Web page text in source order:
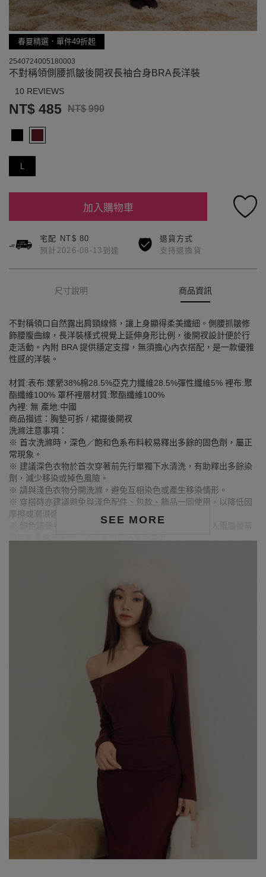
春夏精選．單件49折起
2540724005180003
不對稱領側腰抓皺後開衩長袖合身BRA長洋裝
10 REVIEWS
NT$ 485 NT$ 990
L
加入購物車
宅配 NT$ 80
預計2026-08-13到達
退貨方式
支持退換貨
尺寸說明 商品資訊
SEE MORE
不對稱領口自然露出肩頸線條，讓上身顯得柔美纖細。側腰抓皺修
飾腰腹曲線，長洋裝樣式視覺上延伸身形比例，後開衩設計便於行
走活動。內附 BRA 提供穩定支撐，無須擔心內衣搭配，是一款優雅
性感的洋裝。
材質:表布:嫘縈38%棉28.5%亞克力纖維28.5%彈性纖維5% 裡布:聚
酯纖維100% 罩杯裡層材質:聚酯纖維100%
內裡: 無 產地:中國
商品描述：胸墊可拆 / 裙擺後開衩
洗滌注意事項：
※ 首次洗滌時，深色／飽和色系布料較易釋出多餘的固色劑，屬正
常現象。
※ 建議深色衣物於首次穿著前先行單獨下水清洗，有助釋出多餘染
劑，減少移染或掉色風險。
※ 請與淺色衣物分開洗滌，避免互相染色或產生移染情形。
※ 穿搭時亦建議避免與淺色配件、包款、飾品一同使用，以降低因
摩擦或潮濕造成染色的可能性。
※ 顏色請參考單品圖片較為接近，但因圖檔顏色會因個人電腦螢幕
身高164cm／胸圍Bust：73cm
腰圍Waist：59cm／臀圍hips：85cm